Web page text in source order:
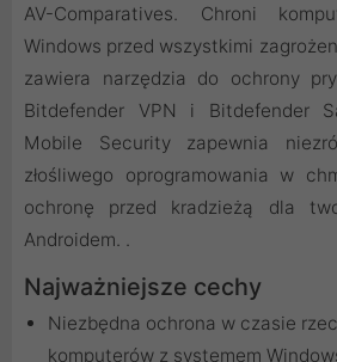
AV-Comparatives. Chroni
Windows przed wszystkimi
zawiera narzędzia do ochrony
Bitdefender VPN i Bitdefender
Mobile Security zapewnia
złośliwego oprogramowania w
ochronę przed kradzieżą dla
Androidem. .
Najważniejsze cechy
Niezbędna ochrona w czasie
komputerów z systemem